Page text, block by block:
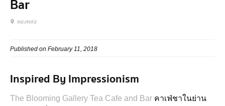
Bar
ทองหล่อ
Published on February 11, 2018
Inspired By Impressionism
The Blooming Gallery Tea Cafe and Bar คาเฟ่ชาในย่าน